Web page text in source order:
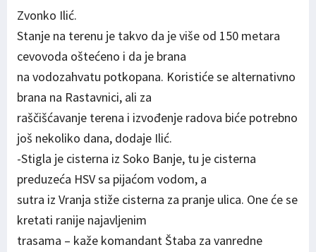
Zvonko Ilić.
Stanje na terenu je takvo da je više od 150 metara
cevovoda oštećeno i da je brana
na vodozahvatu potkopana. Koristiće se alternativno
brana na Rastavnici, ali za
raščišćavanje terena i izvođenje radova biće potrebno
još nekoliko dana, dodaje Ilić.
-Stigla je cisterna iz Soko Banje, tu je cisterna
preduzeća HSV sa pijaćom vodom, a
sutra iz Vranja stiže cisterna za pranje ulica. One će se
kretati ranije najavljenim
trasama – kaže komandant Štaba za vanredne